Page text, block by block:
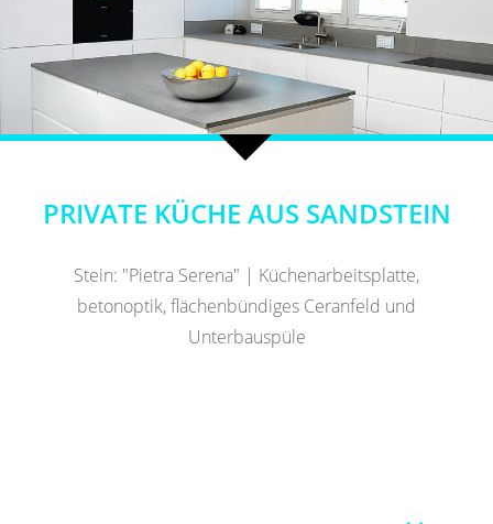
PRIVATE KÜCHE AUS SANDSTEIN
Stein: "Pietra Serena" | Küchenarbeitsplatte,
betonoptik, flächenbündiges Ceranfeld und
Unterbauspüle